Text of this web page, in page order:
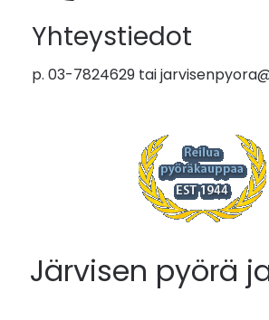
Yhteystiedot
p. 03-7824629 tai
Järvisen pyörä